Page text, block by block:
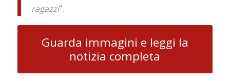
ragazzi”.
Guarda immagini e leggi la
notizia completa